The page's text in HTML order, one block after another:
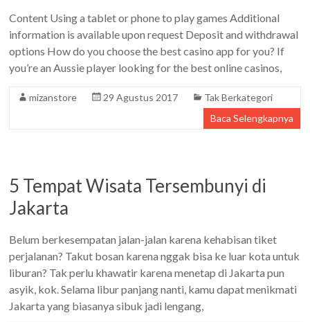
Content Using a tablet or phone to play games Additional
information is available upon request Deposit and withdrawal
options How do you choose the best casino app for you? If
you’re an Aussie player looking for the best online casinos,
mizanstore 29 Agustus 2017
Tak Berkategori
Baca Selengkapnya
5 Tempat Wisata Tersembunyi di
Jakarta
Belum berkesempatan jalan-jalan karena kehabisan tiket
perjalanan? Takut bosan karena nggak bisa ke luar kota untuk
liburan? Tak perlu khawatir karena menetap di Jakarta pun
asyik, kok. Selama libur panjang nanti, kamu dapat menikmati
Jakarta yang biasanya sibuk jadi lengang,